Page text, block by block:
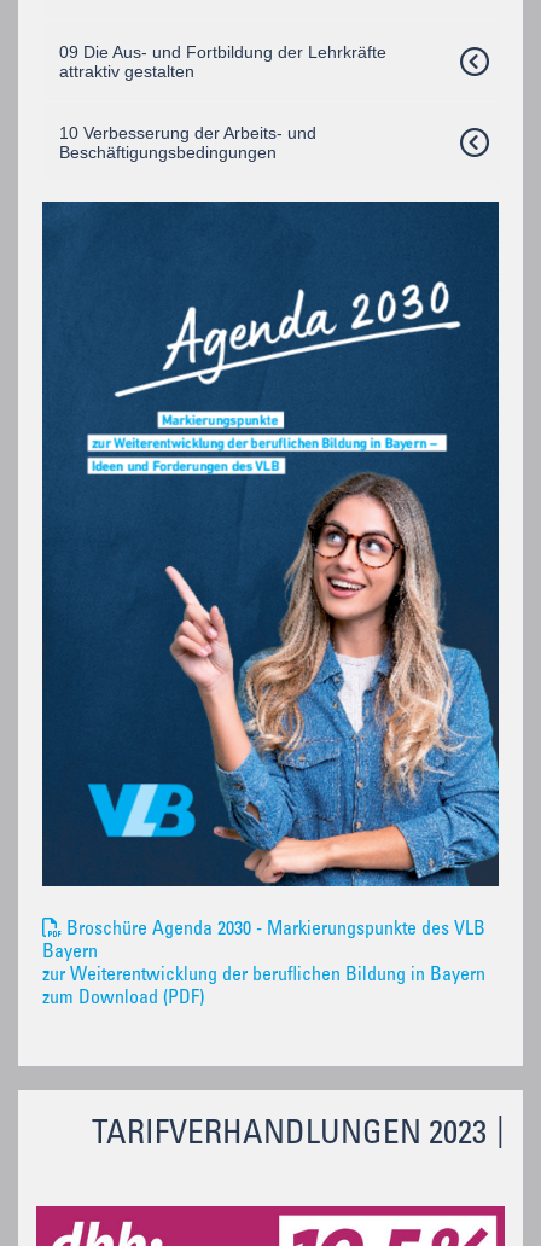
TARIFVERHANDLUNGEN 2023
09 Die Aus- und Fortbildung der Lehrkräfte
attraktiv gestalten
10 Verbesserung der Arbeits- und
Beschäftigungsbedingungen
Broschüre Agenda 2030 - Markierungspunkte des VLB
Bayern
zur Weiterentwicklung der beruflichen Bildung in Bayern
zum Download (PDF)